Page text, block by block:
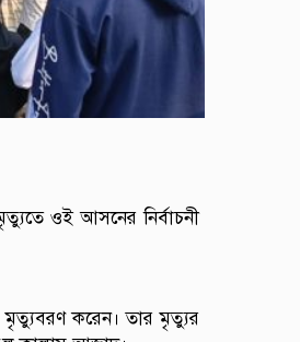
ওই আসনের নির্বাচনী
মৃত্যুবরণ করেন। তার মৃত্যুর